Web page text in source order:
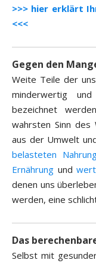
>>> hier erklärt
<<<
Gegen den
Weite Teile der
minderwertig
bezeichnet
wahrsten Sinn des
aus der Umwelt
belasteten
Ernährung und
denen uns
werden, eine
Das
Selbst mit